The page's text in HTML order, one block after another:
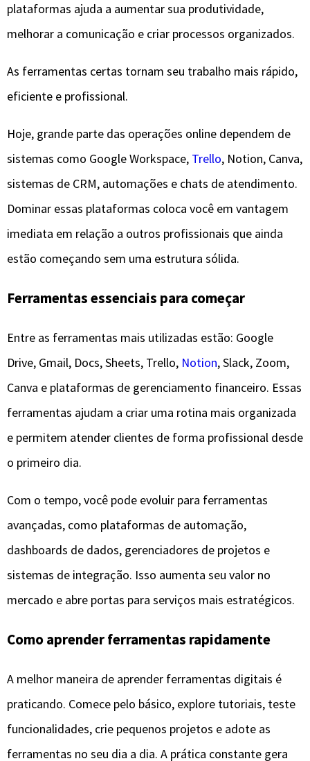
plataformas ajuda a aumentar sua produtividade,
melhorar a comunicação e criar processos organizados.
As ferramentas certas tornam seu trabalho mais rápido,
eficiente e profissional.
Hoje, grande parte das operações online dependem de
sistemas como Google Workspace, Trello, Notion, Canva,
sistemas de CRM, automações e chats de atendimento.
Dominar essas plataformas coloca você em vantagem
imediata em relação a outros profissionais que ainda
estão começando sem uma estrutura sólida.
Ferramentas essenciais para começar
Entre as ferramentas mais utilizadas estão: Google
Drive, Gmail, Docs, Sheets, Trello, Notion, Slack, Zoom,
Canva e plataformas de gerenciamento financeiro. Essas
ferramentas ajudam a criar uma rotina mais organizada
e permitem atender clientes de forma profissional desde
o primeiro dia.
Com o tempo, você pode evoluir para ferramentas
avançadas, como plataformas de automação,
dashboards de dados, gerenciadores de projetos e
sistemas de integração. Isso aumenta seu valor no
mercado e abre portas para serviços mais estratégicos.
Como aprender ferramentas rapidamente
A melhor maneira de aprender ferramentas digitais é
praticando. Comece pelo básico, explore tutoriais, teste
funcionalidades, crie pequenos projetos e adote as
ferramentas no seu dia a dia. A prática constante gera